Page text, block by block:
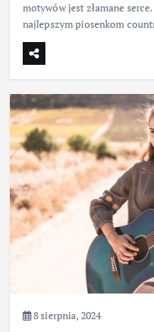
motywów jest złamane
najlepszym piosenkom
8 sierpnia, 2024